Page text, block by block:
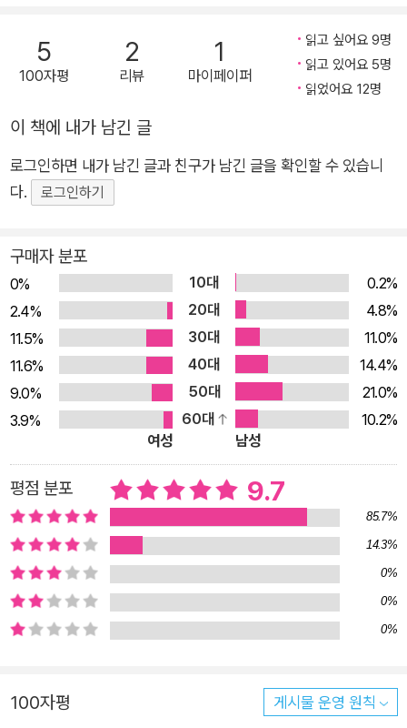
리의 삶과 미래를 더 나은 방향으로 결정할 수 있는 우리의 생각
감각을 일깨워 준다. 이 책은 『왜 세계는 존재하지 않는가』, 『나는
서 각각 우리 시대에 만연한 자연과학적 세계관과 신경중심주의
에 맞서 반론을 제기했으며, 이 책에서 인간의 생각에 관한 이론
으로 마무리 지으며 오늘날에 필요한 새로운 인본주의를 제시한
에 아리스토텔레스는 인간을 〈로고스를 지닌 동물〉이라고 했다.
언어, 또는 사유, 또는 이성을 지닌 생물이라는 뜻이다. 우리는 줄
곧 생각하는 능력은 인간의 특권이라고 생각해 왔다. 그러나 인간
의 지능적인 문제 해결 방식이 기계에 의해 더 잘 수행하는 상황
이 빚어지면서 인간의 개념이 흔들리고 있다. 우리는 우리의 정신
마저 기계에 넘겨주고 마는 것은 아닐까? 이러한 문제의식에서
출발해 이 책은 우리 시대에 만연한 커다란 두 가지 사유 오류에
맞선다. 하나는 우리가 실재를 이러저러하게 위조하므로 있는 그
대로의 실재(실재 그 자체)를 결코 파악할 수 없다고 여기는 구성
주의적 견해, 다른 하나는 인간의 생각 능력을 모방할 수 있는 정
보 처리 과정이라고 간주하는 인공지능 기술의 바탕에 깔린 견해
다. 이는 각각 디지털 시대에 실재를 마주할 필요가 없다는 변명
을 정당화하며, 우리의 삶과 미래를 컴퓨터 프로그램에 위임할 수
있다는 환상을 내포하고 있다는 점에서 위험하다. 가브리엘은 우
리가 실재를 있는 그대로 인식할 수 있다는 신실재론으로 구성주
각은 우리 자신이 아닌 실재하는 것과의 접촉을 이루어 냄으로써
실재를 인식한다. 〈생각하기는 우리와 실재 사이의 인터페이스
5
100자평
2
리뷰
1
마이페이퍼
읽고 싶어요 9명
읽고 있어요 5명
읽었어요 12명
이 책에 내가 남긴 글
로그인하면 내가 남긴 글과 친구가 남긴 글을 확인할 수 있습니
다.
로그인하기
구매자 분포
0% 10대
0.2%
2.4%
20대
4.8%
11.5%
30대
11.0%
11.6%
40대
14.4%
9.0%
50대
21.0%
3.9%
60대
10.2%
여성
남성
평점 분포 9.7
85.7%
14.3%
0%
0%
0%
100자평 게시물 운영 원칙